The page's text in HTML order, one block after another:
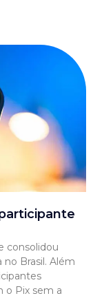
consolidou
Brasil. Além
o Pix sem a